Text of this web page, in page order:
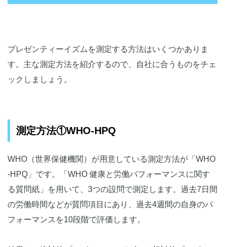
プレゼンティーイズムを測定する方法はいくつかありま
す。主な測定方法を紹介するので、自社に合うものをチェ
ックしましょう。
測定方法①WHO-HPQ
WHO（世界保健機関）が用意している測定方法が「WHO
-HPQ」です。「WHO 健康と労働パフォーマンスに関す
る質問紙」を用いて、3つの設問で測定します。過去7日間
の労働時間などが質問項目にあり、過去4週間の自身のパ
フォーマンスを10段階で評価します。